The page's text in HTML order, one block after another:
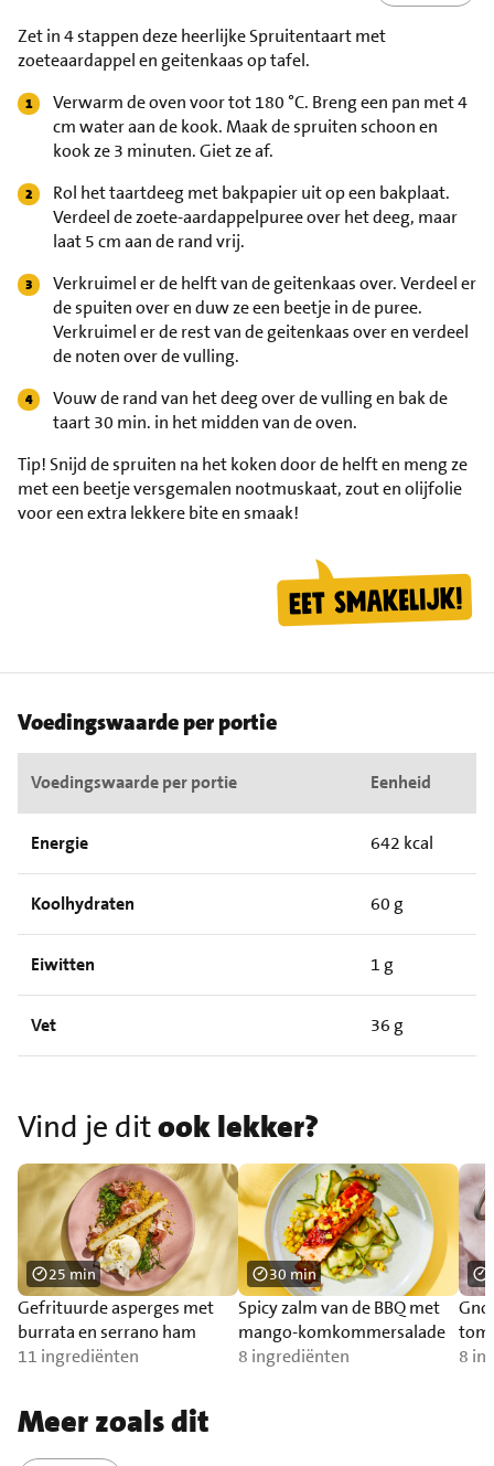
Zet in 4 stappen deze heerlijke Spruitentaart met
zoeteaardappel en geitenkaas op tafel.
Verwarm de oven voor tot 180 °C. Breng een pan met 4
cm water aan de kook. Maak de spruiten schoon en
kook ze 3 minuten. Giet ze af.
Rol het taartdeeg met bakpapier uit op een bakplaat.
Verdeel de zoete-aardappelpuree over het deeg, maar
laat 5 cm aan de rand vrij.
Verkruimel er de helft van de geitenkaas over. Verdeel er
de spuiten over en duw ze een beetje in de puree.
Verkruimel er de rest van de geitenkaas over en verdeel
de noten over de vulling.
Vouw de rand van het deeg over de vulling en bak de
taart 30 min. in het midden van de oven.
Tip!Snijd de spruiten na het koken door de helft en meng ze
met een beetje versgemalen nootmuskaat, zout en olijfolie
voor een extra lekkere bite en smaak!
Voedingswaarde per portie
Voedingswaarde per portie Eenheid
Energie 642 kcal
Koolhydraten 60 g
Eiwitten 1 g
Vet 36 g
Vind je ditook lekker?
Gefrituurde asperges met
burrata en serrano ham
11 ingrediënten
25 min
Spicy zalm van de BBQ met
mango-komkommersalade
8 ingrediënten
30 min
zalm
8
Meer zoals dit